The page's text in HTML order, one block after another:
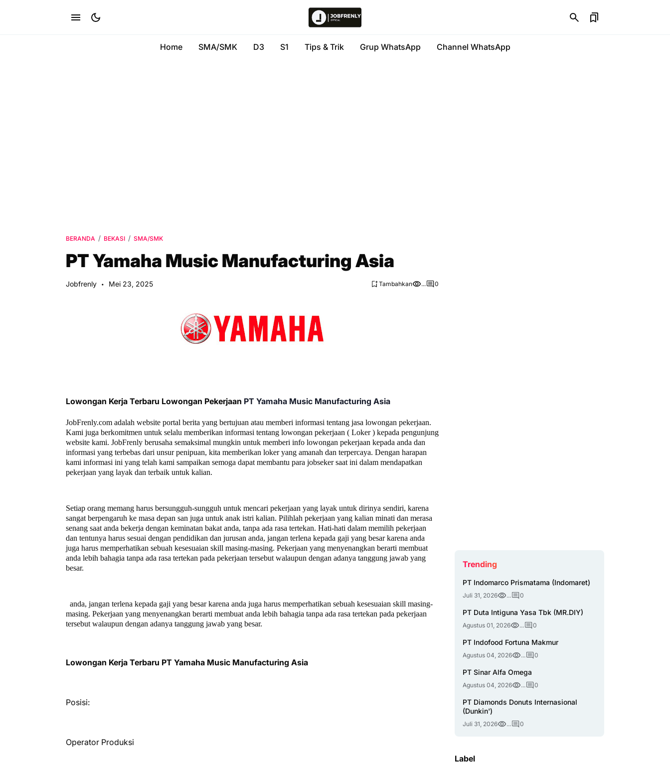
Home SMA/SMK D3 S1 Tips & Trik Grup WhatsApp Channel WhatsApp
BERANDA BEKASI SMA/SMK
PT Yamaha Music Manufacturing Asia
Jobfrenly Mei 23, 2025 Tambahkan ... 0
Lowongan Kerja Terbaru Lowongan Pekerjaan PT Yamaha Music Manufacturing Asia
JobFrenly.com adalah website portal berita yang bertujuan atau memberi informasi tentang jasa lowongan pekerjaan.
Kami juga berkomitmen untuk selalu memberikan informasi tentang lowongan pekerjaan ( Loker ) kepada pengunjung
website kami. JobFrenly berusaha semaksimal mungkin untuk memberi info lowongan pekerjaan kepada anda dan
informasi yang terbebas dari unsur penipuan, kita memberikan loker yang amanah dan terpercaya. Dengan harapan
kami informasi ini yang telah kami sampaikan semoga dapat membantu para jobseker saat ini dalam mendapatkan
pekerjaan yang layak dan terbaik untuk kalian.
Setiap orang memang harus bersungguh-sungguh untuk mencari pekerjaan yang layak untuk dirinya sendiri, karena
sangat berpengaruh ke masa depan san juga untuk anak istri kalian. Pilihlah pekerjaan yang kalian minati dan merasa
senang saat anda bekerja dengan keminatan bakat anda, tanpa ada rasa tertekan. Hati-hati dalam memilih pekerjaan
dan tentunya harus sesuai dengan pendidikan dan jurusan anda, jangan terlena kepada gaji yang besar karena anda
juga harus memperhatikan sebuah kesesuaian skill masing-masing. Pekerjaan yang menyenangkan berarti membuat
anda lebih bahagia tanpa ada rasa tertekan pada pekerjaan tersebut walaupun dengan adanya tanggung jawab yang
besar.
anda, jangan terlena kepada gaji yang besar karena anda juga harus memperhatikan sebuah kesesuaian skill masing-
masing. Pekerjaan yang menyenangkan berarti membuat anda lebih bahagia tanpa ada rasa tertekan pada pekerjaan
tersebut walaupun dengan adanya tanggung jawab yang besar.
Lowongan Kerja Terbaru PT Yamaha Music Manufacturing Asia
Posisi:
Operator Produksi
Trending
PT Indomarco Prismatama (Indomaret)
Juli 31, 2026 ... 0
PT Duta Intiguna Yasa Tbk (MR.DIY)
Agustus 01, 2026 ... 0
PT Indofood Fortuna Makmur
Agustus 04, 2026 ... 0
PT Sinar Alfa Omega
Agustus 04, 2026 ... 0
PT Diamonds Donuts Internasional
(Dunkin')
Juli 31, 2026 ... 0
Label